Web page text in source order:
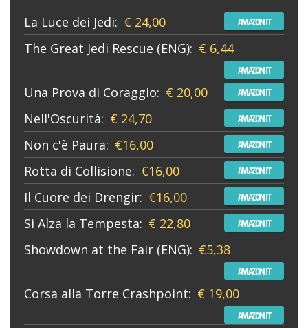
La Luce dei Jedi: € 24,00 AMAZON IT
The Great Jedi Rescue (ENG): € 6,44
AMAZON IT
Una Prova di Coraggio: € 20,00 AMAZON IT
Nell'Oscurità: € 24,70 AMAZON IT
Non c'è Paura: €16,00 AMAZON IT
Rotta di Collisione: €16,00 AMAZON IT
Il Cuore dei Drengir: €16,00 AMAZON IT
Si Alza la Tempesta: € 22,80 AMAZON IT
Showdown at the Fair (ENG): €5,38
AMAZON IT
Corsa alla Torre Crashpoint: € 19,00
AMAZON IT